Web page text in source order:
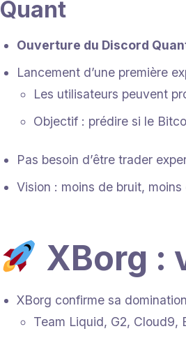
Quant
Ouverture du Discord
Lancement d’une première
Les utilisateurs peuvent
Objectif : prédire si le
Pas besoin d’être trader
Vision : moins de bruit, moins
XBorg :
XBorg confirme sa
Team Liquid, G2, Cloud9,